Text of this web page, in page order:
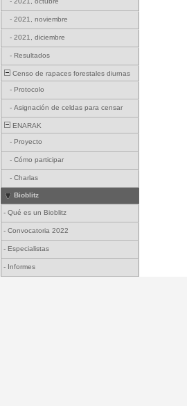
- 2021, noviembre
- 2021, diciembre
- Resultados
Censo de rapaces forestales diurnas
- Protocolo
- Asignación de celdas para censar
ENARAK
- Proyecto
- Cómo participar
- Charlas
Bioblitz
- Qué es un Bioblitz
- Convocatoria 2022
- Especialistas
- Informes